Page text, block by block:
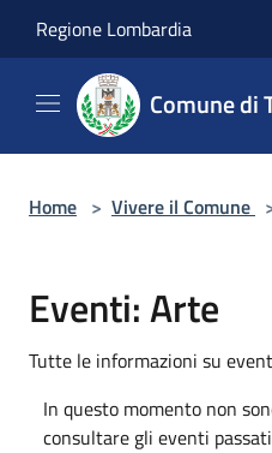
Regione Lombardia
Comune di
Home > Vivere il Comune
Eventi: Arte
Tutte le informazioni su
In questo momento non
consultare gli eventi